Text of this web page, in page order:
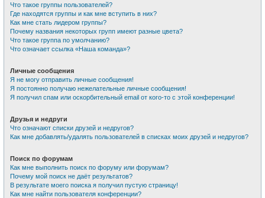
Что такое группы пользователей?
Где находятся группы и как мне вступить в них?
Как мне стать лидером группы?
Почему названия некоторых групп имеют разные цвета?
Что такое группа по умолчанию?
Что означает ссылка «Наша команда»?
Личные сообщения
Я не могу отправить личные сообщения!
Я постоянно получаю нежелательные личные сообщения!
Я получил спам или оскорбительный email от кого-то с этой конференции!
Друзья и недруги
Что означают списки друзей и недругов?
Как мне добавлять/удалять пользователей в списках моих друзей и недругов?
Поиск по форумам
Как мне выполнить поиск по форуму или форумам?
Почему мой поиск не даёт результатов?
В результате моего поиска я получил пустую страницу!
Как мне найти пользователя конференции?